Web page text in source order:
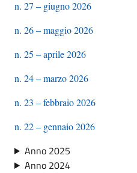
n. 27 – giugno 2026
n. 26 – maggio 2026
n. 25 – aprile 2026
n. 24 – marzo 2026
n. 23 – febbraio 2026
n. 22 – gennaio 2026
Anno 2025
Anno 2024